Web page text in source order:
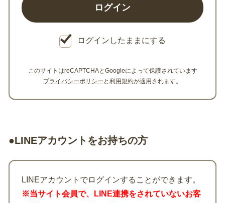
ログインしたままにする
このサイトはreCAPTCHAとGoogleによって保護されています
プライバシーポリシー と 利用規約が適用されます。
●LINEアカウントをお持ちの方
LINEアカウントでログインすることができます。
※当サイト会員で、LINE連携をされていないお客